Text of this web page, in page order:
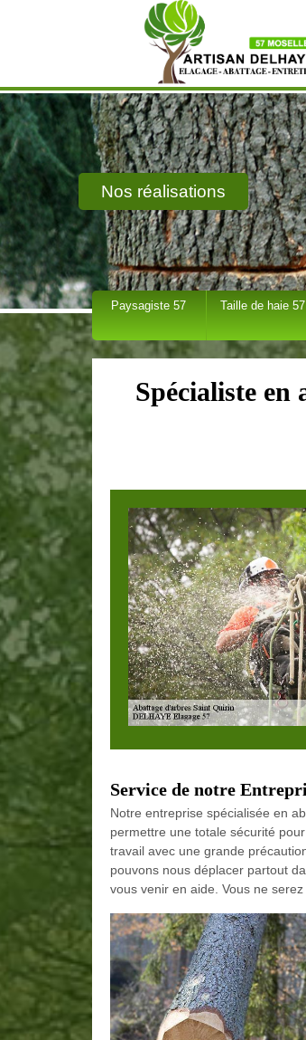
Nos réalisations
Paysagiste 57 Taille de haie 57
Spécialiste
Service de notre
Notre entreprise spécialisée en
permettre une totale sécurité
travail avec une grande
pouvons nous déplacer partout
vous venir en aide. Vous ne